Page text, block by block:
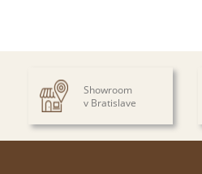
Showroom
v Bratislave